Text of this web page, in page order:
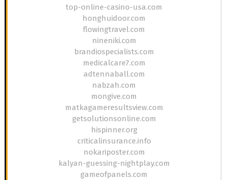
top-online-casino-usa.com
honghuidoor.com
flowingtravel.com
nineniki.com
brandiospecialists.com
medicalcare7.com
adtennaball.com
nabzah.com
mongive.com
matkagameresultsview.com
getsolutionsonline.com
hispinner.org
criticalinsurance.info
nokariposter.com
kalyan-guessing-nightplay.com
gameofpanels.com